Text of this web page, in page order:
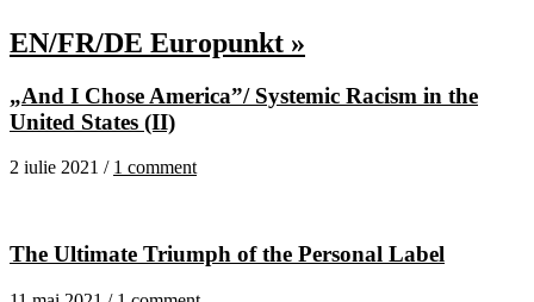
EN/FR/DE Europunkt »
„And I Chose America”/ Systemic Racism in the
United States (II)
2 iulie 2021 / 1 comment
The Ultimate Triumph of the Personal Label